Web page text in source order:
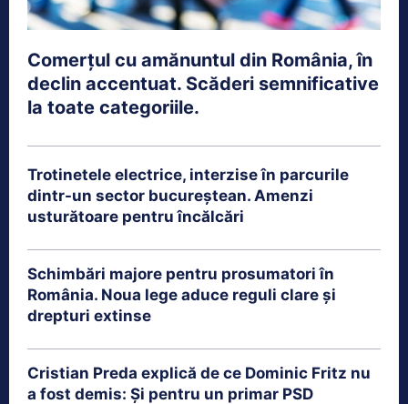
Comerțul cu amănuntul din România, în
declin accentuat. Scăderi semnificative
la toate categoriile.
Trotinetele electrice, interzise în parcurile
dintr-un sector bucureștean. Amenzi
usturătoare pentru încălcări
Schimbări majore pentru prosumatori în
România. Noua lege aduce reguli clare și
drepturi extinse
Cristian Preda explică de ce Dominic Fritz nu
a fost demis: Și pentru un primar PSD